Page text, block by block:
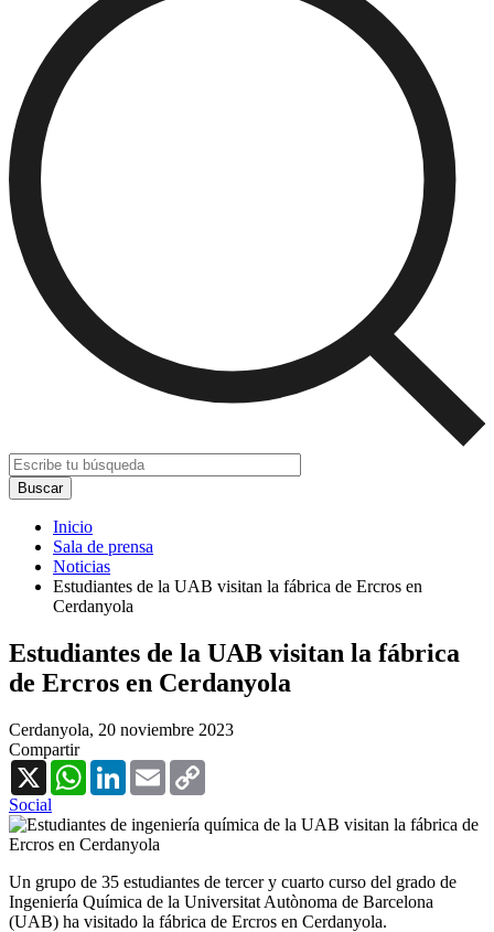
Inicio
Sala de prensa
Noticias
Estudiantes de la UAB visitan la fábrica de Ercros en
Cerdanyola
Estudiantes de la UAB visitan la fábrica
de Ercros en Cerdanyola
Cerdanyola, 20 noviembre 2023
Compartir
X
WhatsAppLinkedInEmail
Social
Un grupo de 35 estudiantes de tercer y cuarto curso del grado de
Ingeniería Química de la Universitat Autònoma de Barcelona
(UAB) ha visitado la fábrica de Ercros en Cerdanyola.